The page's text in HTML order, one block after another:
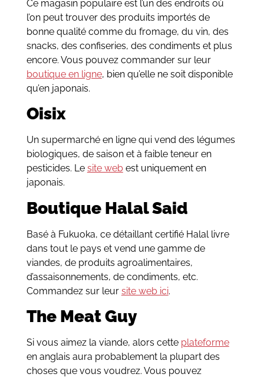
Ce magasin populaire est l’un des endroits où
l’on peut trouver des produits importés de
bonne qualité comme du fromage, du vin, des
snacks, des confiseries, des condiments et plus
encore. Vous pouvez commander sur leur
boutique en ligne, bien qu’elle ne soit disponible
qu’en japonais.
Oisix
Un supermarché en ligne qui vend des légumes
biologiques, de saison et à faible teneur en
pesticides. Le site webest uniquement en
japonais.
Boutique Halal Said
Basé à Fukuoka, ce détaillant certifié Halal livre
dans tout le pays et vend une gamme de
viandes, de produits agroalimentaires,
d’assaisonnements, de condiments, etc.
Commandez sur leur site web ici.
The Meat Guy
Si vous aimez la viande, alors cette plateforme
en anglais aura probablement la plupart des
choses que vous voudrez. Vous pouvez